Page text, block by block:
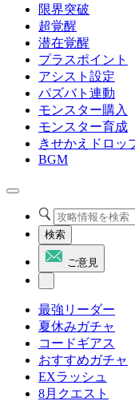
限界突破
超覚醒
潜在覚醒
プラスポイント
アシスト設定
パズバト連動
モンスター購入
モンスター育成
きせかえドロッ
BGM
検索
ご意見
最強リーダー
夏休みガチャ
コードギアス
おすすめガチャ
EXラッシュ
8月クエスト